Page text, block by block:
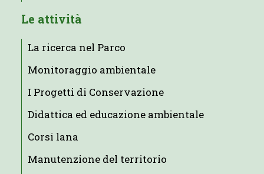
Le attività
La ricerca nel Parco
Monitoraggio ambientale
I Progetti di Conservazione
Didattica ed educazione ambientale
Corsi lana
Manutenzione del territorio